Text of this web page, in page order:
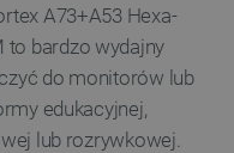
A73+A53 Hexa-
to bardzo wydajny
do monitorów lub
edukacyjnej,
lub rozrywkowej.
botland.com.pl